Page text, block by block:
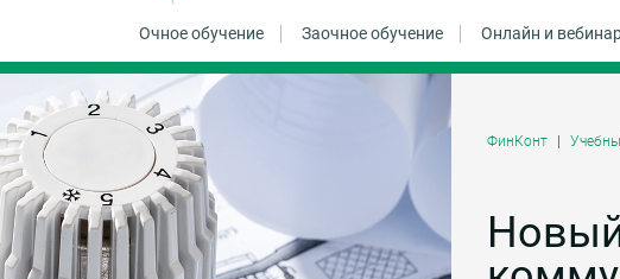
Очное обучение Заочное обучение Онлайн и
ФинКонт